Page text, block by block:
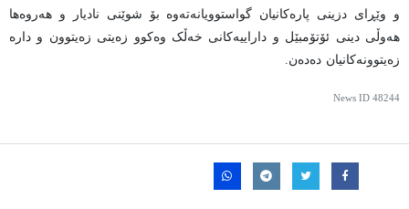
و وێڕای دزینی پارەکانیان گواستوویانەتەوە بۆ شوێنی نادیار و هەروەها
هەوڵی دینی ئۆتۆمبێل و داراییەکانی خەڵک وەکوو زەیتی زەیتوون و دارە
زەیتوونەکانیان دەدەن.
News ID 48244